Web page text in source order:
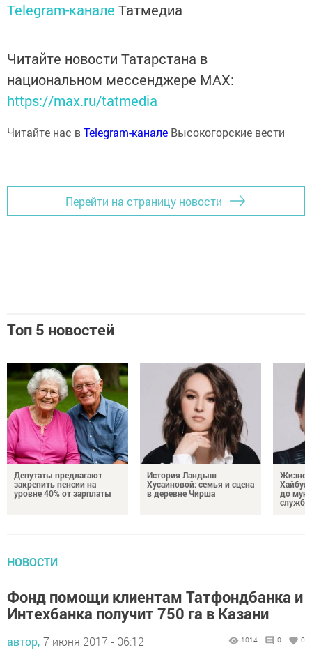
Telegram-канале Татмедиа
Читайте новости Татарстана в
национальном мессенджере MАХ:
https://max.ru/tatmedia
Читайте нас вTelegram-канале Высокогорские вести
Перейти на страницу новости
Топ 5 новостей
Депутаты предлагают
закрепить пенсии на
уровне 40% от зарплаты
История Ландыш
Хусаиновой: семья и сцена
в деревне Чирша
до
службы
НОВОСТИ
Фонд помощи клиентам Татфондбанка и
Интехбанка получит 750 га в Казани
автор, 7 июня 2017 - 06:12 1014 0 0